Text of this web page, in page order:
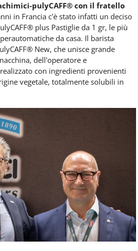
pulyCAFF® con il fratello
in Francia c'è stato infatti un deciso
plus Pastiglie da 1 gr, le più
da casa. Il barista
New, che unisce grande
dell'operatore e
con ingredienti provenienti
vegetale, totalmente solubili in